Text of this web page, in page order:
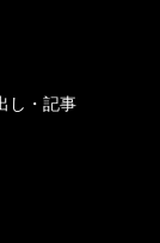
し・記事